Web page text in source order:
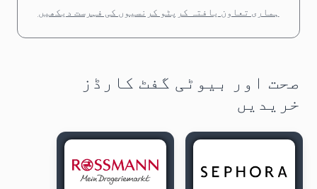
ہماری تعاون یافتہ کرپٹو کرنسیوں کی فہرست دیکھیں
صحت اور بیوٹی گفٹ کارڈز
خریدیں